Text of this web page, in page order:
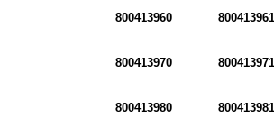
800413960 800413961
800413970 800413971
800413980 800413981